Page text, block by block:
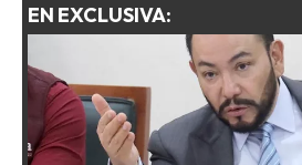
EN EXCLUSIVA: